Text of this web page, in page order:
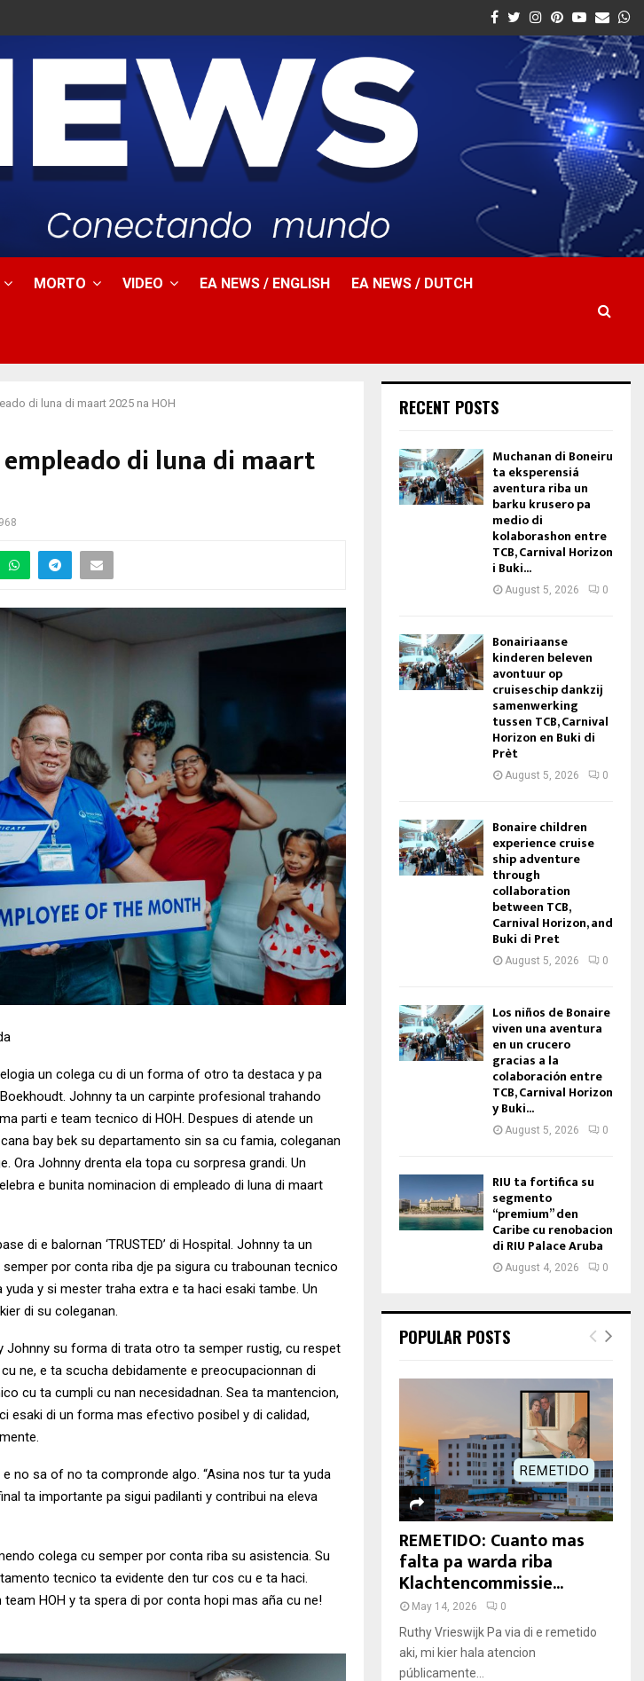
Facebook
Twitter
Instagram
Pinterest
Youtube
Email
MORTO VIDEO EA NEWS / ENGLISH EA NEWS / DUTCH
di luna di maart 2025 na HOH
di luna di maart
un colega cu di un forma of otro ta destaca y pa
Johnny ta un carpinte profesional trahando
parti e team tecnico di HOH. Despues di atende un
bay bek su departamento sin sa cu famia, coleganan
Ora Johnny drenta ela topa cu sorpresa grandi. Un
e bunita nominacion di empleado di luna di maart
di e balornan ‘TRUSTED’ di Hospital. Johnny ta un
semper por conta riba dje pa sigura cu trabounan tecnico
y si mester traha extra e ta haci esaki tambe. Un
di su coleganan.
Johnny su forma di trata otro ta semper rustig, cu respet
ne, e ta scucha debidamente e preocupacionnan di
cu ta cumpli cu nan necesidadnan. Sea ta mantencion,
esaki di un forma mas efectivo posibel y di calidad,
no sa of no ta compronde algo. “Asina nos tur ta yuda
ta importante pa sigui padilanti y contribui na eleva
colega cu semper por conta riba su asistencia. Su
tecnico ta evidente den tur cos cu e ta haci.
HOH y ta spera di por conta hopi mas aña cu ne!
RECENT POSTS
Muchanan di Boneiru
ta eksperensiá
aventura riba un
barku krusero pa
medio di
kolaborashon entre
TCB, Carnival Horizon
i Buki...
August 5, 2026 0
Bonairiaanse
kinderen beleven
avontuur op
cruiseschip dankzij
samenwerking
tussen TCB, Carnival
Horizon en Buki di
Prèt
August 5, 2026 0
Bonaire children
experience cruise
ship adventure
through
collaboration
between TCB,
Carnival Horizon, and
Buki di Pret
August 5, 2026 0
Los niños de Bonaire
viven una aventura
en un crucero
gracias a la
colaboración entre
TCB, Carnival Horizon
y Buki...
August 5, 2026 0
RIU ta fortifica su
segmento
“premium” den
Caribe cu renobacion
di RIU Palace Aruba
August 4, 2026 0
POPULAR POSTS
REMETIDO: Cuanto mas
falta pa warda riba
Klachtencommissie...
May 14, 2026 0
Ruthy Vrieswijk Pa via di e remetido
aki, mi kier hala atencion
públicamente...